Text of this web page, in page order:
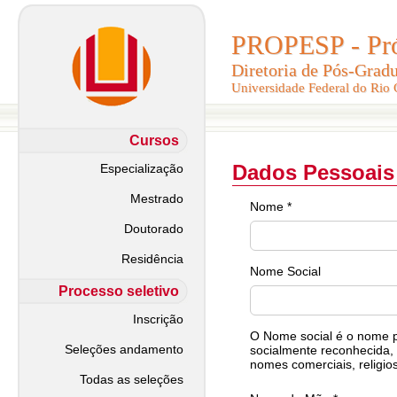
PROPESP -
Diretoria de Pós-
Universidade Federal do Rio
PROPESP -
Diretoria de Pós-
Universidade Federal do Rio
Cursos
Especialização
Mestrado
Doutorado
Residência
Processo seletivo
Inscrição
Seleções andamento
Todas as seleções
Dados Pessoais
Nome *
Nome Social
O Nome social é o nome
socialmente
nomes comerciais,